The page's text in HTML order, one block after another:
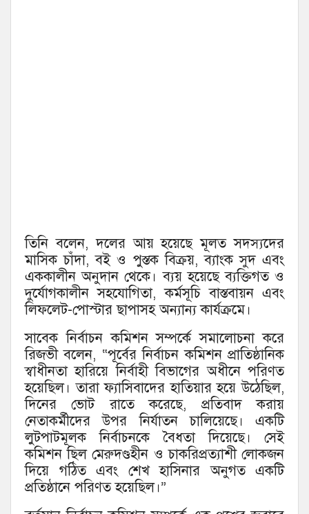
তিনি বলেন, দলের আয় হয়েছে মূলত সদস্যদের
মাসিক চাঁদা, বই ও পুস্তক বিক্রয়, ব্যাংক সুদ এবং
এককালীন অনুদান থেকে। ব্যয় হয়েছে ব্যক্তিগত ও
দুর্যোগকালীন সহযোগিতা, কর্মসূচি বাস্তবায়ন এবং
লিফলেট-পোস্টার ছাপাসহ অন্যান্য কার্যক্রমে।
সাবেক নির্বাচন কমিশন সম্পর্কে সমালোচনা করে
রিজভী বলেন, “পূর্বের নির্বাচন কমিশন প্রাতিষ্ঠানিক
স্বাধীনতা হারিয়ে নির্বাহী বিভাগের অধীনে পরিণত
হয়েছিল। তারা ফ্যাসিবাদের হাতিয়ার হয়ে উঠেছিল,
দিনের ভোট রাতে করেছে, প্রতিবাদ করায়
নেতাকর্মীদের উপর নির্যাতন চালিয়েছে। একটি
লুটপাটমূলক নির্বাচনকে বৈধতা দিয়েছে। সেই
কমিশন ছিল মেরুদণ্ডহীন ও চাকরিপ্রত্যাশী লোকজন
দিয়ে গঠিত এবং শেখ হাসিনার অনুগত একটি
প্রতিষ্ঠানে পরিণত হয়েছিল।”